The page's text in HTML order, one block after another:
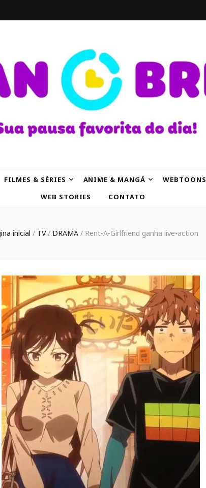
FILMES & SÉRIES ANIME & MANGÁ WEBTOONS
WEB STORIES
CONTATO
inicial / TV/ DRAMA / Rent-A-Girlfriend ganha live-action